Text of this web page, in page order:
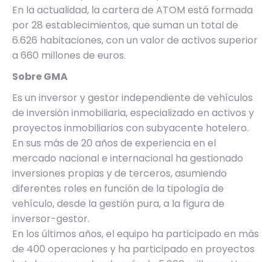
En la actualidad, la cartera de ATOM está formada
por 28 establecimientos, que suman un total de
6.626 habitaciones, con un valor de activos superior
a 660 millones de euros.
Sobre GMA
Es un inversor y gestor independiente de vehículos
de inversión inmobiliaria, especializado en activos y
proyectos inmobiliarios con subyacente hotelero.
En sus más de 20 años de experiencia en el
mercado nacional e internacional ha gestionado
inversiones propias y de terceros, asumiendo
diferentes roles en función de la tipología de
vehículo, desde la gestión pura, a la figura de
inversor-gestor.
En los últimos años, el equipo ha participado en más
de 400 operaciones y ha participado en proyectos